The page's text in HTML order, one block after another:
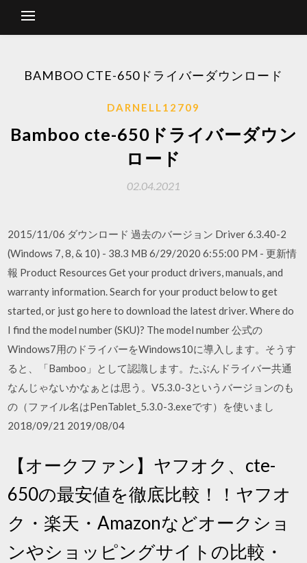
BAMBOO CTE-650ドライバーダウンロード
DARNELL12709
Bamboo cte-650ドライバーダウン
ロード
02.04.2021
2015/11/06 ダウンロード 過去のバージョン Driver 6.3.40-2
(Windows 7, 8, & 10) - 38.3 MB 6/29/2020 6:55:00 PM - 更新情
報 Product Resources Get your product drivers, manuals, and
warranty information. Search for your product below to get
started, or just go here to download the latest driver. Where do
I find the model number (SKU)? The model number 公式の
Windows7用のドライバーをWindows10に導入します。そうす
ると、「Bamboo」として認識します。たぶんドライバー共通
なんじゃないかなぁとは思う。V5.3.0-3というバージョンのも
の（ファイル名はPenTablet_5.3.0-3.exeです）を使いまし
2018/09/21 2019/08/04
【オークファン】ヤフオク、cte-
650の最安値を徹底比較！！ヤフオ
ク・楽天・Amazonなどオークショ
ンやショッピングサイトの比較・